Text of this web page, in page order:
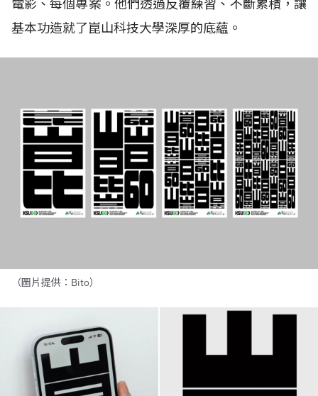
電影、每個專案。他們透過反覆練習、不斷累積，讓
基本功造就了崑山科技大學深厚的底蘊。
（圖片提供：Bito）